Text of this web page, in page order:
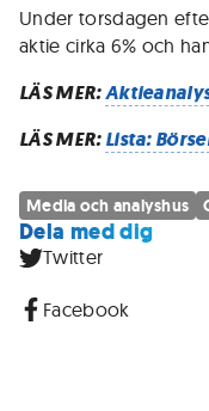
Under torsdagen
aktie cirka 6% och
LÄS MER:
LÄS MER:Lista:
Media och analyshus
Dela med dig
Twitter
Facebook